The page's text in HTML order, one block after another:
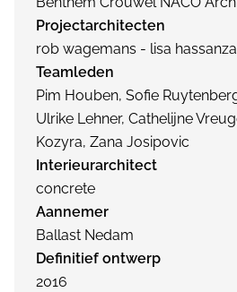
Projectarchitecten
rob wagemans - lisa
Teamleden
Pim Houben, Sofie
Ulrike Lehner, Cathelijne
Kozyra, Zana Josipovic
Interieurarchitect
concrete
Aannemer
Ballast Nedam
Definitief ontwerp
2016